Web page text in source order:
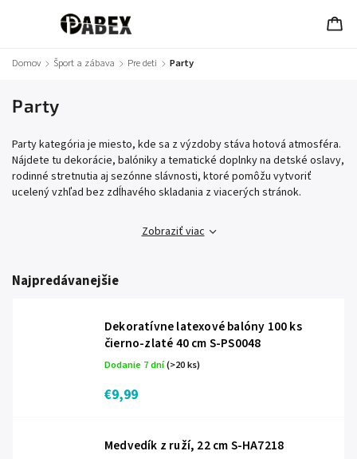
Domov / Šport a zábava / Pre deti / Party
Party
Party kategória je miesto, kde sa z výzdoby stáva hotová atmosféra.
Nájdete tu dekorácie, balóniky a tematické doplnky na detské oslavy,
rodinné stretnutia aj sezónne slávnosti, ktoré pomôžu vytvoriť
ucelený vzhľad bez zdĺhavého skladania z viacerých stránok.
Zobraziť viac
Najpredávanejšie
Dekoratívne latexové balóny 100 ks
čierno-zlaté 40 cm S-PS0048
Dodanie 7 dní(>20 ks)
€9,99
Medvedík z ruží, 22 cm S-HA7218